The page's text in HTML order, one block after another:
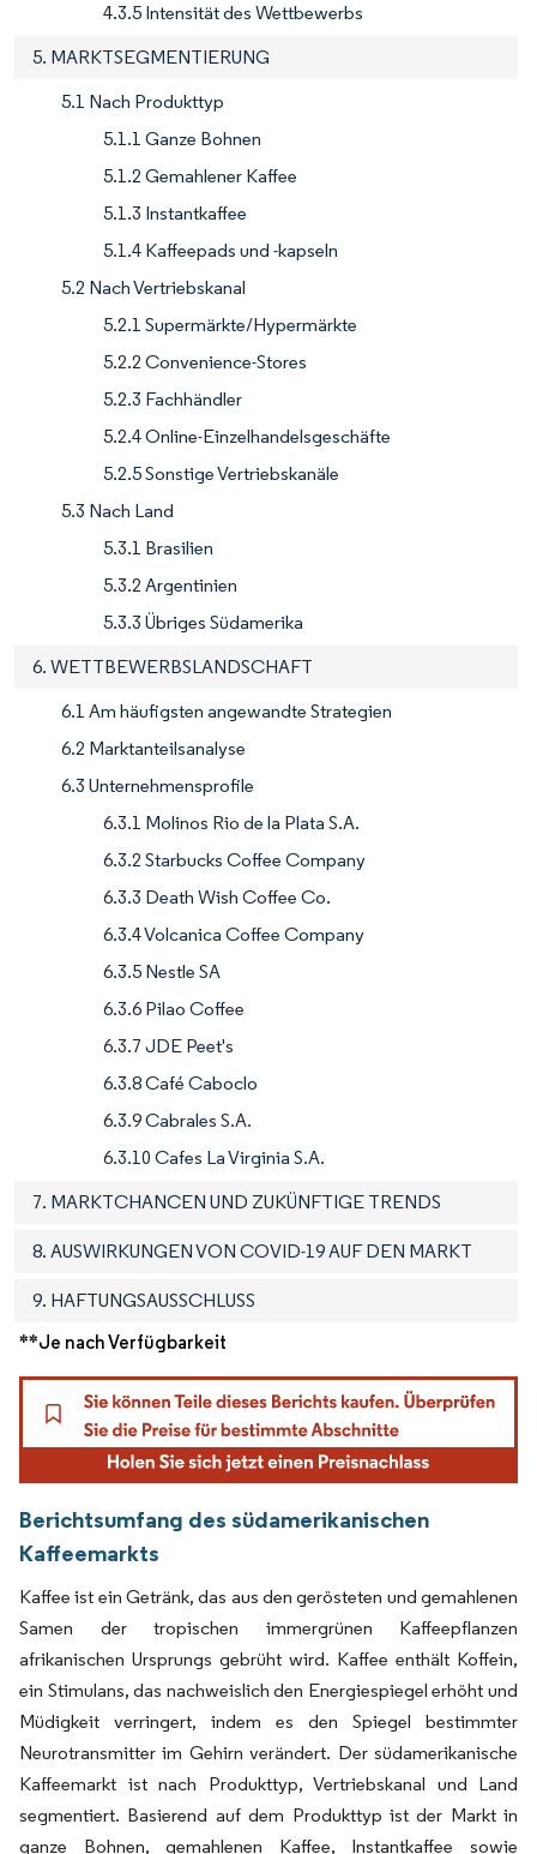
4.3.5 Intensität des Wettbewerbs
5. MARKTSEGMENTIERUNG
5.1 Nach Produkttyp
5.1.1 Ganze Bohnen
5.1.2 Gemahlener Kaffee
5.1.3 Instantkaffee
5.1.4 Kaffeepads und -kapseln
5.2 Nach Vertriebskanal
5.2.1 Supermärkte/Hypermärkte
5.2.2 Convenience-Stores
5.2.3 Fachhändler
5.2.4 Online-Einzelhandelsgeschäfte
5.2.5 Sonstige Vertriebskanäle
5.3 Nach Land
5.3.1 Brasilien
5.3.2 Argentinien
5.3.3 Übriges Südamerika
6. WETTBEWERBSLANDSCHAFT
6.1 Am häufigsten angewandte Strategien
6.2 Marktanteilsanalyse
6.3 Unternehmensprofile
6.3.1 Molinos Rio de la Plata S.A.
6.3.2 Starbucks Coffee Company
6.3.3 Death Wish Coffee Co.
6.3.4 Volcanica Coffee Company
6.3.5 Nestle SA
6.3.6 Pilao Coffee
6.3.7 JDE Peet's
6.3.8 Café Caboclo
6.3.9 Cabrales S.A.
6.3.10 Cafes La Virginia S.A.
7. MARKTCHANCEN UND ZUKÜNFTIGE TRENDS
8. AUSWIRKUNGEN VON COVID-19 AUF DEN MARKT
9. HAFTUNGSAUSSCHLUSS
**Je nach Verfügbarkeit
Berichtsumfang des südamerikanischen
Kaffeemarkts
Kaffee ist ein Getränk, das aus den gerösteten und gemahlenen
Samen der tropischen immergrünen Kaffeepflanzen
afrikanischen Ursprungs gebrüht wird. Kaffee enthält Koffein,
ein Stimulans, das nachweislich den Energiespiegel erhöht und
Müdigkeit verringert, indem es den Spiegel bestimmter
Neurotransmitter im Gehirn verändert. Der südamerikanische
Kaffeemarkt ist nach Produkttyp, Vertriebskanal und Land
segmentiert. Basierend auf dem Produkttyp ist der Markt in
ganze Bohnen, gemahlenen Kaffee, Instantkaffee sowie